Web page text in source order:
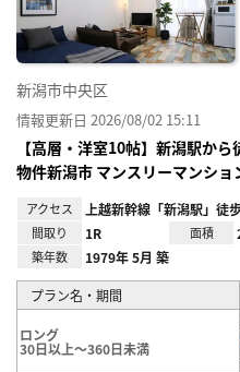
新潟市中央区
情報更新日 2026/08/02 15:11
【高層・洋室10帖】新潟駅か
物件新潟市 マンスリーマンショ
アクセス 上越新幹線「新潟駅」徒
間取り 1R 面積
築年数 1979年 5月 築
プラン名・期間
ロング
30日以上～360日未満